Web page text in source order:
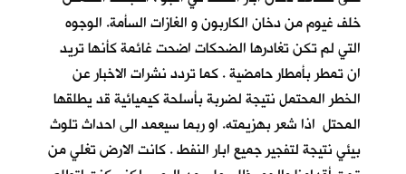
خلف غيوم من دخان الكاربون و الغازات السأمة. الوجوه
التي لم تكن تغادرها الضحكات اضحت غائمة كأنها تريد
ان تمطر بأمطار حامضية . كما تردد نشرات الاخبار عن
الخطر المحتمل نتيجة لضربة بأسلحة كيميائية قد يطلقها
المحتل اذا شعر بهزيمته. او ربما سيعمد الى احداث تلوث
بيئي نتيجة لتفجير جميع ابار النفط . كانت الارض تغلي من